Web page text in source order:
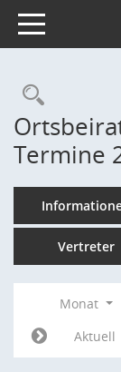
Toggle navigation
Termine
Vertreter
Monat
Aktuell